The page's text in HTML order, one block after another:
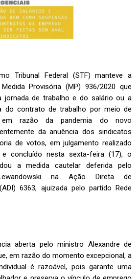
Tribunal Federal (STF) manteve a
Provisória (MP) 936/2020 que
jornada de trabalho e do salário ou a
do contrato de trabalho por meio de
em razão da pandemia do novo
da anuência dos sindicatos
de votos, em julgamento realizado
e concluído nesta sexta-feira (17), o
a medida cautelar deferida pelo
na Ação Direta de
6363, ajuizada pelo partido Rede
aberta pelo ministro Alexandre de
em razão do momento excepcional, a
é razoável, pois garante uma